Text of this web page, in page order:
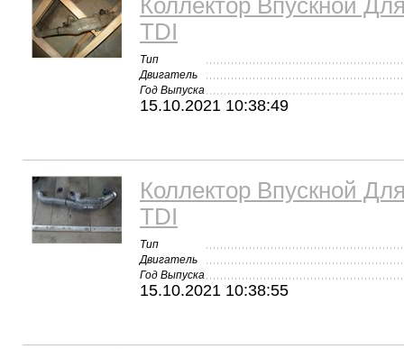
Коллектор Впускной
TDI
Тип
Двигатель
Год Выпуска
15.10.2021 10:38:49
Коллектор Впускной
TDI
Тип
Двигатель
Год Выпуска
15.10.2021 10:38:55